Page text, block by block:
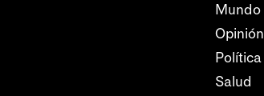
Mundo
Opinión
Política
Salud